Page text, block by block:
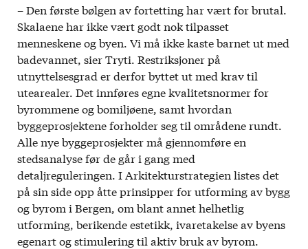
– Den første bølgen av fortetting har vært for brutal.
Skalaene har ikke vært godt nok tilpasset
menneskene og byen. Vi må ikke kaste barnet ut med
badevannet, sier Tryti. Restriksjoner på
utnyttelsesgrad er derfor byttet ut med krav til
utearealer. Det innføres egne kvalitetsnormer for
byrommene og bomiljøene, samt hvordan
byggeprosjektene forholder seg til områdene rundt.
Alle nye byggeprosjekter må gjennomføre en
stedsanalyse før de går i gang med
detaljreguleringen. I Arkitekturstrategien listes det
på sin side opp åtte prinsipper for utforming av bygg
og byrom i Bergen, om blant annet helhetlig
utforming, berikende estetikk, ivaretakelse av byens
egenart og stimulering til aktiv bruk av byrom.